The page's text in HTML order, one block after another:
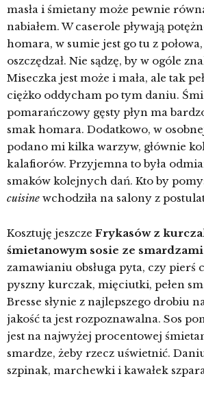
masła i śmietany może pewnie
nabiałem. W caserole pływają
homara, w sumie jest go tu z
oszczędzał. Nie sądzę, by w ogóle
Miseczka jest może i mała, ale tak
ciężko oddycham po tym daniu.
pomarańczowy gęsty płyn ma
smak homara. Dodatkowo, w
podano mi kilka warzyw, głównie
kalafiorów. Przyjemna to była
smaków kolejnych dań. Kto by
cuisine wchodziła na salony z
Kosztuję jeszcze Frykasów z
śmietanowym sosie ze smardzami
zamawianiu obsługa pyta, czy pierś
pyszny kurczak, mięciutki, pełen
Bresse słynie z najlepszego drobiu
jakość ta jest rozpoznawalna. Sos
jest na najwyżej procentowej
smardze, żeby rzecz uświetnić.
szpinak, marchewki i kawałek